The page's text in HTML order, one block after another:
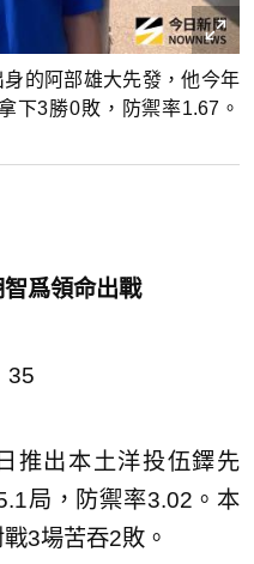
的阿部雄大先發，他今年
下3勝0敗，防禦率1.67。
爲領命出戰
35
推出本土洋投伍鐸先
局，防禦率3.02。本
3場苦吞2敗。